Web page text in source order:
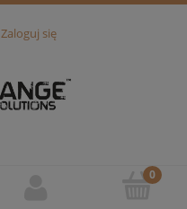
Zaloguj się